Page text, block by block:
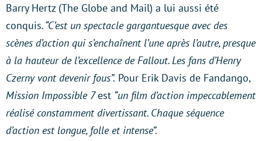
Barry Hertz (The Globe and Mail) a lui aussi été
conquis. “C’est un spectacle gargantuesque avec des
scènes d’action qui s’enchaînent l’une après l’autre, presque
à la hauteur de l’excellence de Fallout. Les fans d’Henry
Czerny vont devenir fous”. Pour Erik Davis de Fandango,
Mission Impossible 7est “un film d’action impeccablement
réalisé constamment divertissant. Chaque séquence
d’action est longue, folle et intense”.